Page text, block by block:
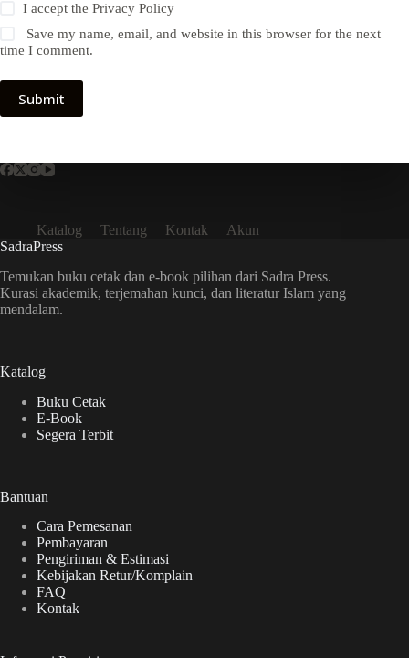
I accept thePrivacy Policy
Save my name, email, and website in this browser for the next
time I comment.
Submit
Katalog Tentang Kontak
Akun
SadraPress
Temukan buku cetak dan e-book pilihan dari Sadra Press.
Kurasi akademik, terjemahan kunci, dan literatur Islam yang
mendalam.
Katalog
Buku Cetak
E-Book
Segera Terbit
Bantuan
Cara Pemesanan
Pembayaran
Pengiriman & Estimasi
Kebijakan Retur/Komplain
FAQ
Kontak